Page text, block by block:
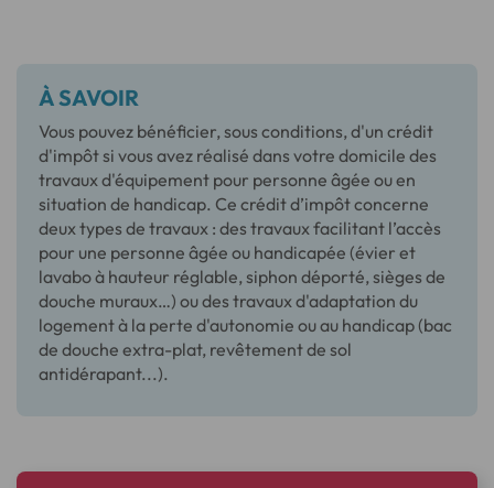
À SAVOIR
Vous pouvez bénéficier, sous conditions, d'un crédit
d'impôt si vous avez réalisé dans votre domicile des
travaux d'équipement pour personne âgée ou en
situation de handicap. Ce crédit d’impôt concerne
deux types de travaux : des travaux facilitant l’accès
pour une personne âgée ou handicapée (évier et
lavabo à hauteur réglable, siphon déporté, sièges de
douche muraux…) ou des travaux d'adaptation du
logement à la perte d'autonomie ou au handicap (bac
de douche extra-plat, revêtement de sol
antidérapant...).